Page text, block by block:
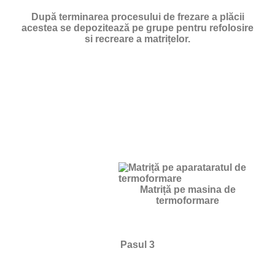
După terminarea procesului de frezare a plăcii
acestea se depozitează pe grupe pentru refolosire
si recreare a matrițelor.
Matriță pe masina de
termoformare
Pasul 3